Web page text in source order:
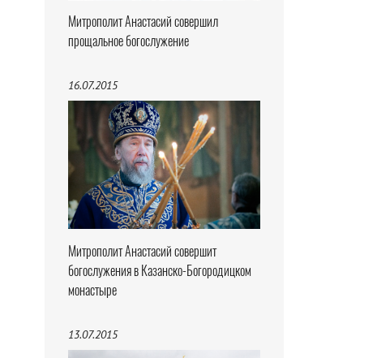
Митрополит Анастасий совершил
прощальное богослужение
16.07.2015
Митрополит Анастасий совершит
богослужения в Казанско-Богородицком
монастыре
13.07.2015